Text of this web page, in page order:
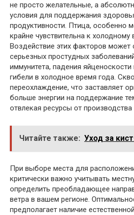
не просто желательные, а
условия для поддержания
продуктивности. Птица, особенно
крайне чувствительна к холодному
Воздействие этих факторов может
серьезных простудных
иммунитета, падения
гибели в холодное время года.
переохлаждение, что заставляет
больше энергии на поддержание
отвлекая ресурсы от производства
Читайте также: Уход за
При выборе места для
критически важно учитывать
определить преобладающее
ветра в вашем регионе.
предполагает наличие